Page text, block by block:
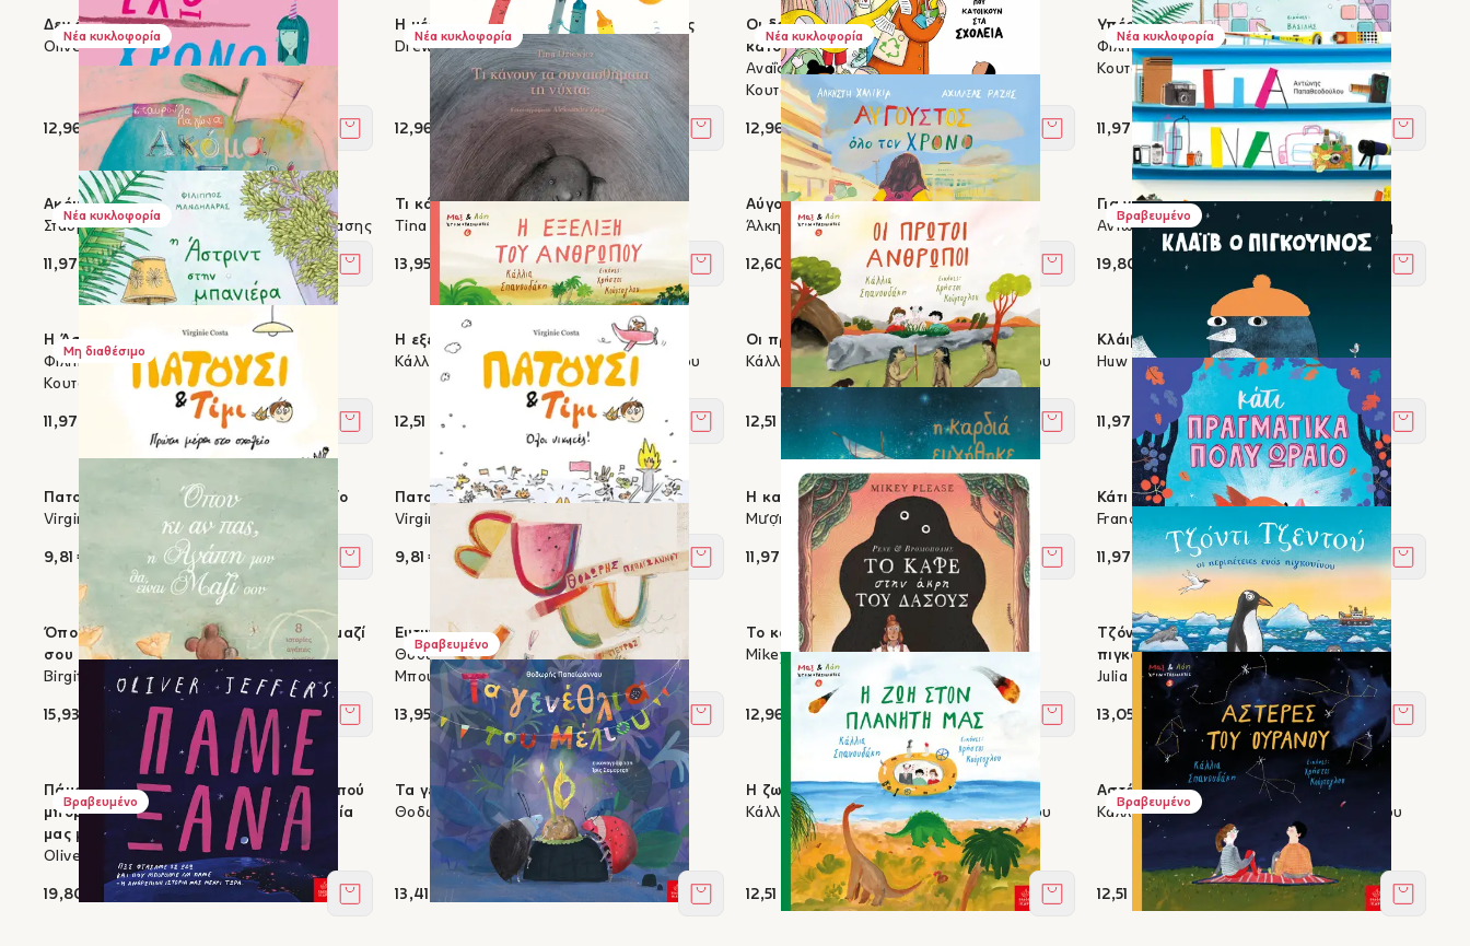
Νέα κυκλοφορία
Δεν έχω χρόνο
Oliver Jeffers
12,96 € Στο καλάθι
Νέα κυκλοφορία
Η μέρα που τα κραγιόνια κάνανε φίλους
Drew Daywalt, Oliver Jeffers
12,96 € Στο καλάθι
Νέα κυκλοφορία
Οι δασκάλες είναι πλάσματα που
κατοικούν στα σχολεία
Αναΐς Ζαφειροπούλου, Βασίλης
Κουτσογιάννης
12,96 € Στο καλάθι
Νέα κυκλοφορία
Υπέροχη μπανιέρα μου!
Φίλιππος Μανδηλαράς, Βασίλης
Κουτσογιάννης
11,97 € Στο
Νέα κυκλοφορία
Ακόμα παιδί
Σταυρούλα Παγώνα, Πέτρος Μπουλούμπασης
11,97 € Στο καλάθι
Τι κάνουν τα συναισθήματα τη νύχτα;
Tina Oziewicz, Aleksandra Zając
13,95 € Στο καλάθι
Αύγουστος όλο τον χρόνο
Άλκηστη Χαλικιά, Αχιλλέας Ραζής
12,60 € Στο καλάθι
Βραβευμένο
Για να δούμε
Αντώνης Παπαθεοδούλου, Ίρις Σαμαρτζή
19,80 € Στο
Μη διαθέσιμο
Η Άστριντ στην μπανιέρα
Φίλιππος Μανδηλαράς, Βασίλης
Κουτσογιάννης
11,97 € Στο καλάθι
Η εξέλιξη του ανθρώπου
Κάλλια Σπανουδάκη, Χρήστος Κούρτογλου
12,51 € Στο καλάθι
Οι πρώτοι άνθρωποι
Κάλλια Σπανουδάκη, Χρήστος Κούρτογλου
12,51 € Στο καλάθι
Κλάιβ ο πιγκουίνος
Huw Lewis Jones, Ben Sanders
11,97 € Στο
Πατούσι & Τίμι: Πρώτη μέρα στο σχολείο
Virginie Costa
9,81 € Στο καλάθι
Πατούσι & Τίμι: Όλοι νικητές!
Virginie Costa
9,81 € Στο καλάθι
Η καρδιά ευχήθηκε
Mượn Thị Văn, Victo Ngai
11,97 € Στο καλάθι
Κάτι πραγματικά πολύ ωραίο
Frances Tosdevin, Ali Pye
11,97 € Στο
Όπου κι αν πας, η αγάπη μου θα είναι μαζί
σου
Birgitta Sif
15,93 € Στο καλάθι
Βραβευμένο
Ευτυχία
Θοδωρής Παπαϊωάννου, Πέτρος
Μπουλούμπασης
13,95 € Στο καλάθι
Το καφέ στην άκρη του δάσους
Mikey Please
12,96 € Στο καλάθι
Τζόντι Τζεντού - Οι περιπέτειες ενός
πιγκουίνου
Julia Donaldson, Axel Scheffler
13,05 € Στο
Βραβευμένο
Πάμε ξανά - Πώς φτάσαμε ως εδώ και πού
μπορούμε να πάμε: Η ανθρώπινη ιστορία
μας μέχρι τώρα
Oliver Jeffers
19,80 € Στο καλάθι
Τα γενέθλια του Μέλιου
Θοδωρής Παπαϊωάννου, Ίρις Σαμαρτζή
13,41 € Στο καλάθι
Η ζωή στον πλανήτη μας
Κάλλια Σπανουδάκη, Χρήστος Κούρτογλου
12,51 € Στο καλάθι
Βραβευμένο
Αστέρες του ουρανού
Κάλλια Σπανουδάκη, Χρήστος Κούρτογλου
12,51 € Στο